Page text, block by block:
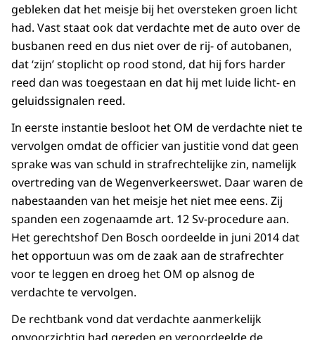
gebleken dat het meisje bij het oversteken groen licht
had. Vast staat ook dat verdachte met de auto over de
busbanen reed en dus niet over de rij- of autobanen,
dat ‘zijn’ stoplicht op rood stond, dat hij fors harder
reed dan was toegestaan en dat hij met luide licht- en
geluidssignalen reed.
In eerste instantie besloot het OM de verdachte niet te
vervolgen omdat de officier van justitie vond dat geen
sprake was van schuld in strafrechtelijke zin, namelijk
overtreding van de Wegenverkeerswet. Daar waren de
nabestaanden van het meisje het niet mee eens. Zij
spanden een zogenaamde art. 12 Sv-procedure aan.
Het gerechtshof Den Bosch oordeelde in juni 2014 dat
het opportuun was om de zaak aan de strafrechter
voor te leggen en droeg het OM op alsnog de
verdachte te vervolgen.
De rechtbank vond dat verdachte aanmerkelijk